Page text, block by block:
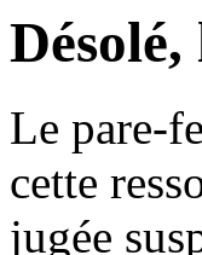
Le pare-
cette
jugée